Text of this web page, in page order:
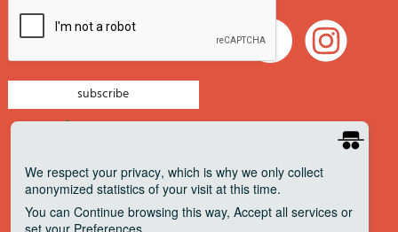
newsletter travels
newsletter military
We respect your privacy, which is why we only collect
anonymized statistics of your visit at this time.
You can Continue browsing this way, Accept all services or
set your Preferences